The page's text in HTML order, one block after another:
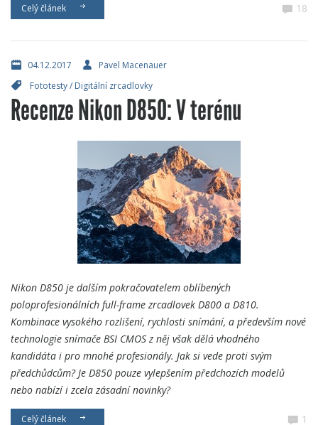
Celý článek 18
04.12.2017
Pavel Macenauer
Fototesty/ Digitální zrcadlovky
Recenze Nikon D850: V terénu
Nikon D850 je dalším pokračovatelem oblíbených
poloprofesionálních full-frame zrcadlovek D800 a D810.
Kombinace vysokého rozlišení, rychlosti snímání, a především nové
technologie snímače BSI CMOS z něj však dělá vhodného
kandidáta i pro mnohé profesionály. Jak si vede proti svým
předchůdcům? Je D850 pouze vylepšením předchozích modelů
nebo nabízí i zcela zásadní novinky?
Celý článek 1